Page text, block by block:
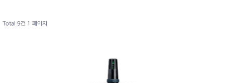
Total 9건 1 페이지